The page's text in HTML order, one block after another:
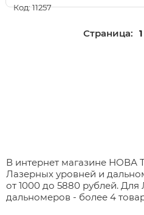
Код: 11257
Страница: 1
В интернет магазине НОВА
Лазерных уровней и
от 1000 до 5880 рублей.
дальномеров - более 4